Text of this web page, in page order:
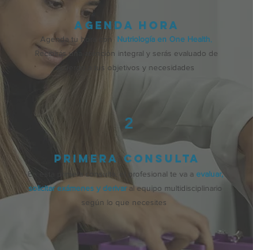
Agenda hora
Agenda tu hora con Nutriología en One Health
Recibirás una atención integral y serás evaluado de
acuerdo a tus objetivos y necesidades
2
Primera consuLta
En esta primera consulta, el profesional te va a evaluar,
solicitar exámenes y derivaral equipo multidisciplinario
según lo que necesites